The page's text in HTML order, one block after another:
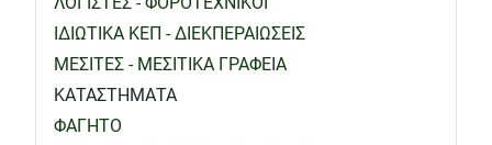
ΙΔΙΩΤΙΚΑ ΚΕΠ - ΔΙΕΚΠΕΡΑΙΩΣΕΙΣ
ΜΕΣΙΤΕΣ - ΜΕΣΙΤΙΚΑ ΓΡΑΦΕΙΑ
ΚΑΤΑΣΤΗΜΑΤΑ
ΦΑΓΗΤΟ